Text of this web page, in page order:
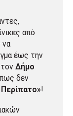
από
να
έως την
Δήμο
δεν
!